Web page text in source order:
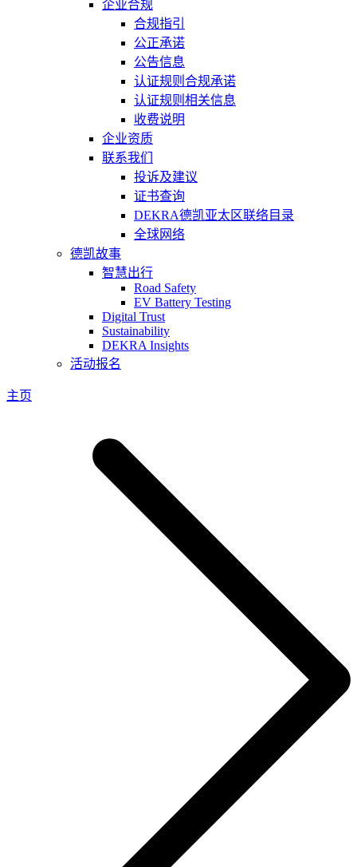
企业合规
合规指引
公正承诺
公告信息
认证规则合规承诺
认证规则相关信息
收费说明
企业资质
联系我们
投诉及建议
证书查询
DEKRA德凯亚太区联络目录
全球网络
德凯故事
智慧出行
Road Safety
EV Battery Testing
Digital Trust
Sustainability
DEKRA Insights
活动报名
主页